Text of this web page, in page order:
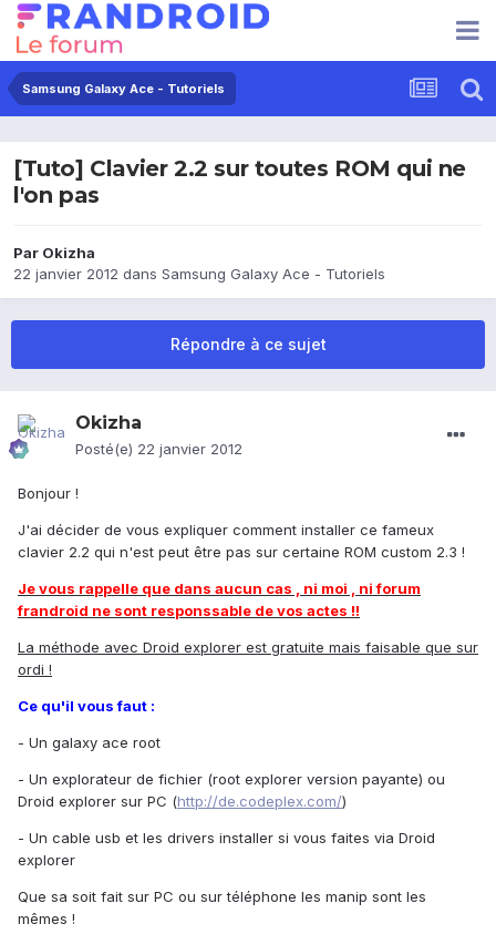
Samsung Galaxy Ace - Tutoriels
[Tuto] Clavier 2.2 sur toutes ROM qui ne
l'on pas
Par Okizha
22 janvier 2012 dans Samsung Galaxy Ace - Tutoriels
Répondre à ce sujet
Okizha
Posté(e) 22 janvier 2012
Bonjour !
J'ai décider de vous expliquer comment installer ce fameux
clavier 2.2 qui n'est peut être pas sur certaine ROM custom 2.3 !
Je vous rappelle que dans aucun cas , ni moi , ni forum
frandroid ne sont responssable de vos actes !!
La méthode avec Droid explorer est gratuite mais faisable que sur
ordi !
Ce qu'il vous faut :
- Un galaxy ace root
- Un explorateur de fichier (root explorer version payante) ou
Droid explorer sur PC (http://de.codeplex.com/)
- Un cable usb et les drivers installer si vous faites via Droid
explorer
Que sa soit fait sur PC ou sur téléphone les manip sont les
mêmes !